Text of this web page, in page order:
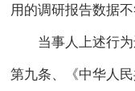
用的调研报告数据
当事人上述行为
第九条、《中华人